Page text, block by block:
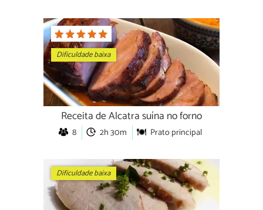
Dificuldade baixa
Receita de Alcatra suína no forno
8 2h 30m Prato principal
Dificuldade baixa